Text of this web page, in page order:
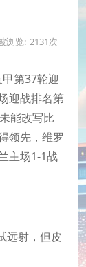
浏览: 2131次
第37轮迎
迎战排名第
能改写比
领先，维罗
主场1-1战
远射，但皮